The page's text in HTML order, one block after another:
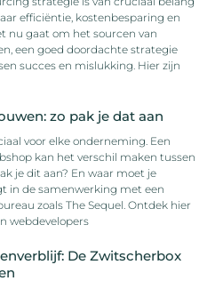
efficiëntie, kostenbesparing en
nu gaat om het sourcen van
een goed doordachte strategie
succes en mislukking. Hier zijn
zo pak je dat aan
voor elke onderneming. Een
kan het verschil maken tussen
je dit aan? En waar moet je
in de samenwerking met een
zoals The Sequel. Ontdek hier
webdevelopers
De Zwitscherbox